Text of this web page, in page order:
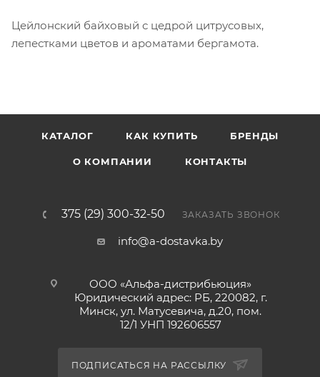
Цейлонский байховый с цедрой цитрусовых,
лепестками цветов и ароматами бергамота.
КАТАЛОГ КАК КУПИТЬ БРЕНДЫ
О КОМПАНИИ КОНТАКТЫ
375 (29) 300-32-50 ЗАКАЗАТЬ ЗВОНОК
info@a-dostavka.by
ООО «Альфа-дистрибьюция»
Юридический адрес: РБ, 220082, г.
Минск, ул. Матусевича, д.20, пом.
12/1 УНП 192606557
ПОДПИСАТЬСЯ НА РАССЫЛКУ